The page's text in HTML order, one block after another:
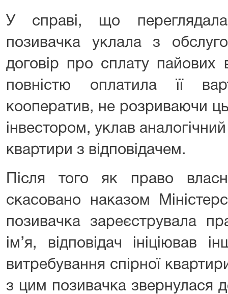
У справі, що
позивачка уклала з
договір про сплату пайових
повністю оплатила її
кооператив, не розриваючи
інвестором, уклав
квартири з відповідачем.
Після того як право
скасовано наказом
позивачка зареєструвала
ім’я, відповідач ініціював
витребування спірної
з цим позивачка звернулася